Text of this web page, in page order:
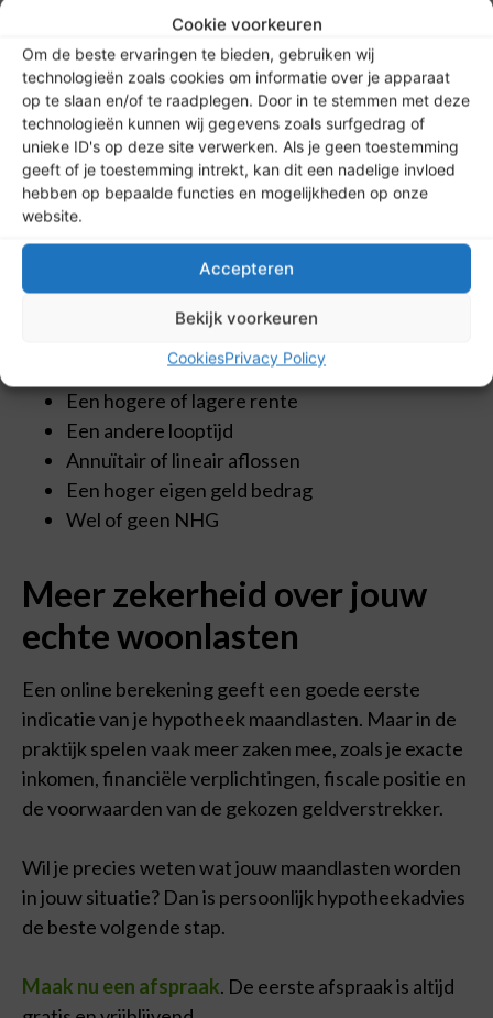
Maandlasten vergelijken bij
verschillende hypotheken
Niet iedere hypotheek heeft dezelfde maandlasten.
De hoogte van je rente, de hypotheekvorm en de
voorwaarden van de geldverstrekker maken een
groot verschil. Daarom is het verstandig om niet
alleen een losse berekening te maken, maar ook
meerdere scenario’s naast elkaar te zetten.
Een hogere of lagere rente
Een andere looptijd
Annuïtair of lineair aflossen
Een hoger eigen geld bedrag
Wel of geen NHG
Meer zekerheid over jouw
echte woonlasten
Een online berekening geeft een goede eerste
indicatie van je hypotheek maandlasten. Maar in de
praktijk spelen vaak meer zaken mee, zoals je exacte
inkomen, financiële verplichtingen, fiscale positie en
de voorwaarden van de gekozen geldverstrekker.
Wil je precies weten wat jouw maandlasten worden
in jouw situatie? Dan is persoonlijk hypotheekadvies
de beste volgende stap.
Maak nu een afspraak. De eerste afspraak is altijd